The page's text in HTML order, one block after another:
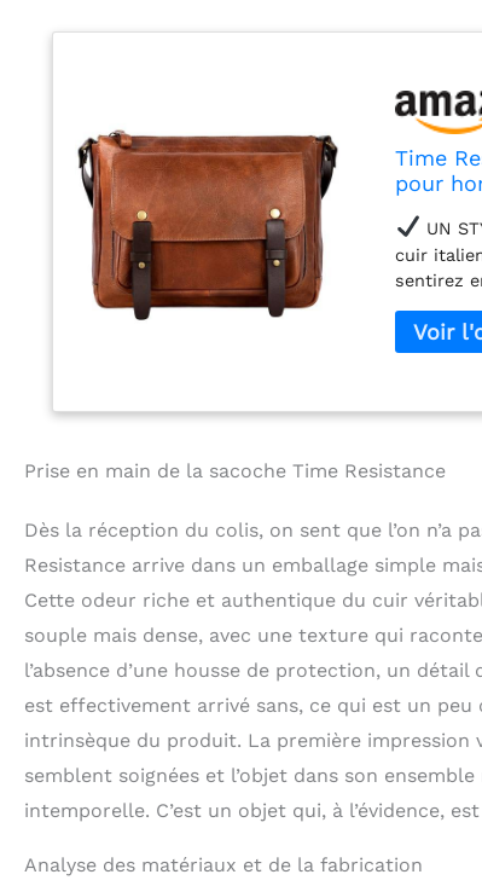
Time
pour
UN
cuir
sentirez
sensible
(27 cm);
GENRE
teintée à
avec un
vôtre
Prise en main de la sacoche Time Resistance
Dès la réception du colis, on sent que l’on n’a
Resistance arrive dans un emballage simple
Cette odeur riche et authentique du cuir
souple mais dense, avec une texture qui
l’absence d’une housse de protection, un
est effectivement arrivé sans, ce qui est un
intrinsèque du produit. La première
semblent soignées et l’objet dans son
intemporelle. C’est un objet qui, à l’évidence,
Analyse des matériaux et de la fabrication